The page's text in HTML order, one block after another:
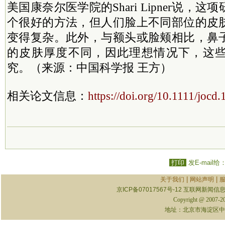
美国康奈尔医学院的Shari Lipner说，这项
个很好的方法，但人们脸上不同部位的皮
变得复杂。此外，与额头或脸颊相比，鼻
的皮肤厚度不同，因此理想情况下，这
究。（来源：中国科学报 王方）
相关论文信息： https://doi.org/10.1111/
打印 发E-mail给
关于我们 网站声明
京ICP备07017567号-12 互联网新闻信
Copyright @ 2007-
地址：北京市海淀区